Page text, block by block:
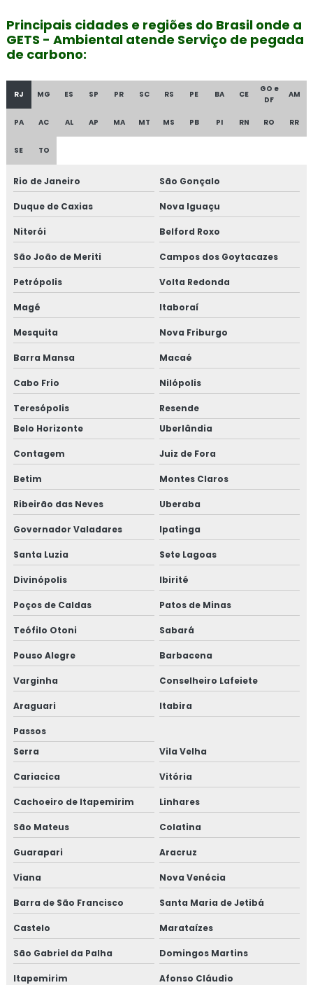
Principais cidades e regiões do Brasil onde a
GETS - Ambiental atende Serviço de pegada
de carbono:
RJ MG ES SP PR SC RS PE BA CE
GO e
DF
AM
PA AC AL AP MA MT MS PB PI RN RO RR
SE TO
Rio de Janeiro São Gonçalo
Duque de Caxias Nova Iguaçu
Niterói Belford Roxo
São João de Meriti Campos dos Goytacazes
Petrópolis Volta Redonda
Magé Itaboraí
Mesquita Nova Friburgo
Barra Mansa Macaé
Cabo Frio Nilópolis
Teresópolis
Resende
Belo Horizonte
Uberlândia
Contagem Juiz de Fora
Betim Montes Claros
Ribeirão das Neves Uberaba
Governador Valadares Ipatinga
Santa Luzia Sete Lagoas
Divinópolis Ibirité
Poços de Caldas Patos de Minas
Teófilo Otoni Sabará
Pouso Alegre Barbacena
Varginha Conselheiro Lafeiete
Araguari Itabira
Passos
Serra
Vila Velha
Cariacica Vitória
Cachoeiro de Itapemirim Linhares
São Mateus Colatina
Guarapari Aracruz
Viana Nova Venécia
Barra de São Francisco Santa Maria de Jetibá
Castelo Marataízes
São Gabriel da Palha Domingos Martins
Itapemirim Afonso Cláudio